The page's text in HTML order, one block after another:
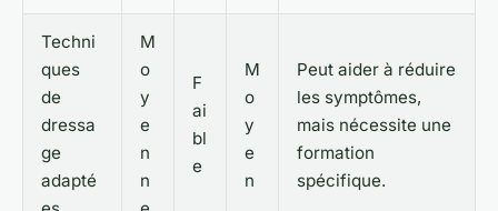
Techni
ques
de
dressa
ge
adapté
M
o
y
e
n
n
F
ai
bl
e
M
o
y
e
n
Peut aider à réduire
les symptômes,
mais nécessite une
formation
spécifique.